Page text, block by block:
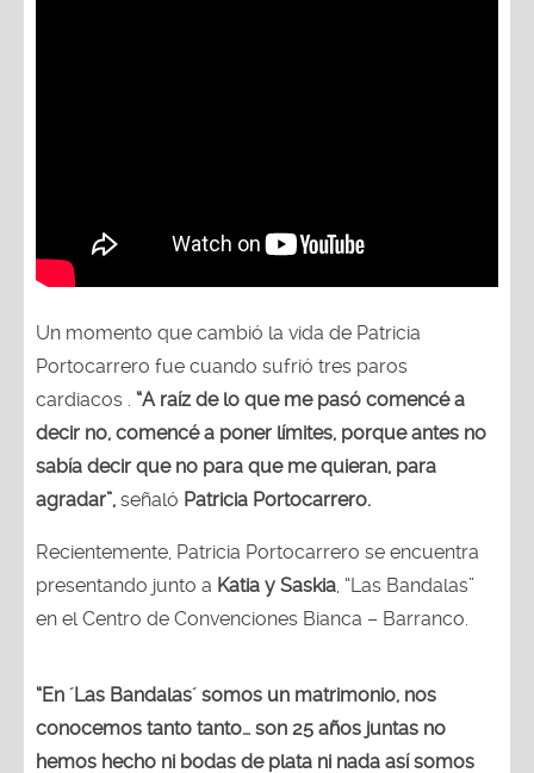
Un momento que cambió la vida de Patricia
Portocarrero fue cuando sufrió tres paros
cardiacos . “A raíz de lo que me pasó comencé a
decir no, comencé a poner límites, porque antes no
sabía decir que no para que me quieran, para
agradar”, señaló Patricia Portocarrero.
Recientemente, Patricia Portocarrero se encuentra
presentando junto a Katia y Saskia, “Las Bandalas”
en el Centro de Convenciones Bianca – Barranco.
“En ´Las Bandalas´ somos un matrimonio, nos
conocemos tanto tanto… son 25 años juntas no
hemos hecho ni bodas de plata ni nada así somos